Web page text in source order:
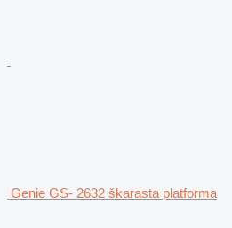
Genie GS- 2632 škarasta platforma